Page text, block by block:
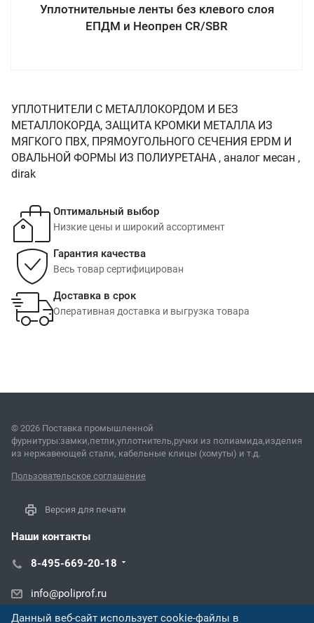
Уплотнительные ленты без клевого слоя
ЕПДМ и Неопрен CR/SBR
УПЛОТНИТЕЛИ С МЕТАЛЛОКОРДОМ И БЕЗ
МЕТАЛЛОКОРДА, ЗАЩИТА КРОМКИ МЕТАЛЛА ИЗ
МЯГКОГО ПВХ, ПРЯМОУГОЛЬНОГО СЕЧЕНИЯ EPDM И
ОВАЛЬНОЙ ФОРМЫ ИЗ ПОЛИУРЕТАНА , аналог месан ,
dirak
Оптимальный выбор
Низкие цены и широкий ассортимент
Гарантия качества
Весь товар сертифицирован
Доставка в срок
Оперативная доставка и выгрузка товара
© 2026 Поставка промышленной
фурнитуры:замки,петли,уплотнитель,ручки из полиамида,изделия
из нержавеющей стали, кабельные клицы (хомуты) и т.д.
Пользовательское соглашение
Версия для печати
Наши контакты
8-495-669-20-18
info@poliprof.ru
Данный веб-сайт использует cookie-файлы в